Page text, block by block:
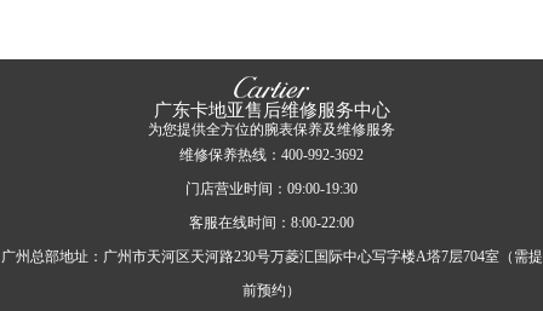
广东卡地亚售后维修服务中心
为您提供全方位的腕表保养及维修服务
维修保养热线：400-992-3692
门店营业时间：09:00-19:30
客服在线时间：8:00-22:00
广州总部地址：广州市天河区天河路230号万菱汇国际中心写字楼A塔7层704室（需提
前预约）